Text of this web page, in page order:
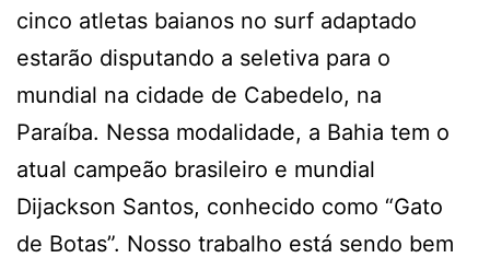
cinco atletas baianos no surf adaptado
estarão disputando a seletiva para o
mundial na cidade de Cabedelo, na
Paraíba. Nessa modalidade, a Bahia tem o
atual campeão brasileiro e mundial
Dijackson Santos, conhecido como “Gato
de Botas”. Nosso trabalho está sendo bem